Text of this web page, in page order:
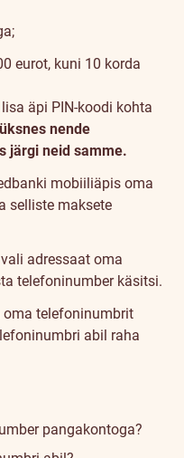
eurot, kuni 10 korda
lisa äpi PIN-koodi kohta
nende
järgi neid samme.
mobiiliäpis oma
selliste maksete
adressaat oma
telefoninumber käsitsi.
telefoninumbrit
abil raha
pangakontoga?